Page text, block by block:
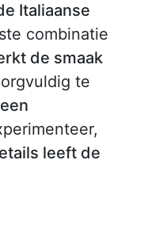
Italiaanse
combinatie
de smaak
te
een
leeft de